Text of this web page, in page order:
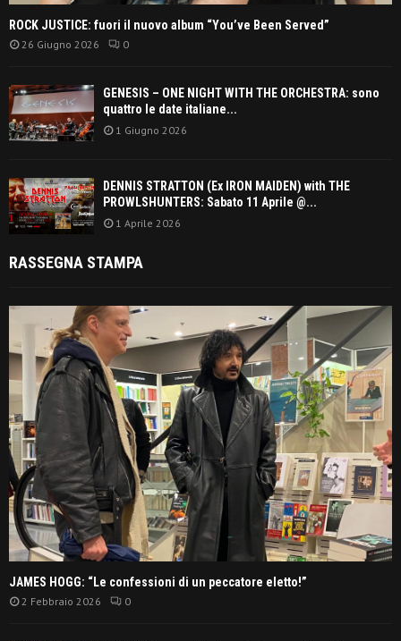
ROCK JUSTICE: fuori il nuovo album “You’ve Been Served”
26 Giugno 2026 0
GENESIS – ONE NIGHT WITH THE ORCHESTRA: sono
quattro le date italiane...
1 Giugno 2026
DENNIS STRATTON (Ex IRON MAIDEN) with THE
PROWLSHUNTERS: Sabato 11 Aprile @...
1 Aprile 2026
RASSEGNA STAMPA
JAMES HOGG: “Le confessioni di un peccatore eletto!”
2 Febbraio 2026 0